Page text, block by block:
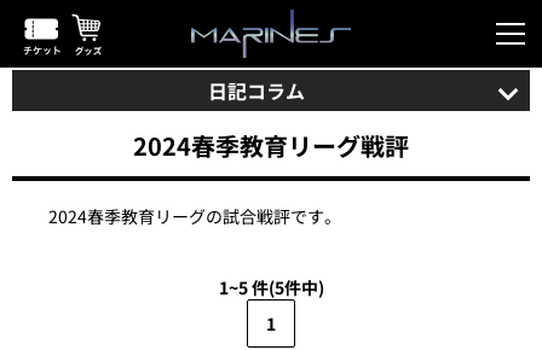
日記コラム
2024春季教育リーグ戦評
2024春季教育リーグの試合戦評です。
1~5 件(5件中)
1